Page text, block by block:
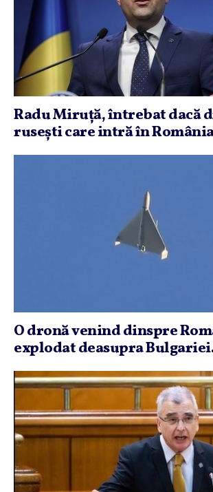
Radu Miruţă, întrebat dacă
ruseşti care intră în
O dronă venind dinspre
explodat deasupra